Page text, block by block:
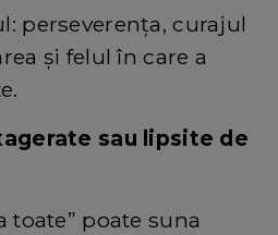
perseverența, curajul
și felul în care a
sau lipsite de
toate” poate suna